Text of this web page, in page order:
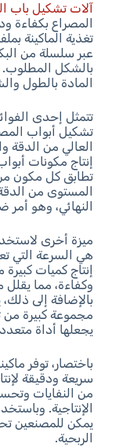
آلات تشكيل باب
المصراع بكفاءة
تغذية الماكينة
عبر سلسلة من
بالشكل المطلوب.
المادة بالطول
تتمثل إحدى
تشكيل أبواب
العالي من الدقة
إنتاج مكونات
تطابق كل مكون
المستوى من
النهائي، وهو
ميزة أخرى
هي السرعة التي
إنتاج كميات
وكفاءة، مما يقلل
بالإضافة إلى
مجموعة كبيرة من
يجعلها أداة
باختصار، توفر
سريعة ودقيقة
من النفايات
الإنتاجية.
يمكن للمصنعين
الربحية.